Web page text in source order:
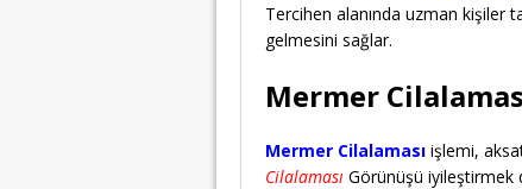
Tercihen alanında uzman kişiler
gelmesini sağlar.
Mermer
Mermer Cilalaması işlemi,
Cilalaması Görünüşü iyileştirmek